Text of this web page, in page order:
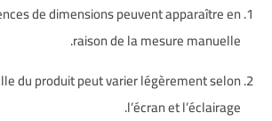
de dimensions peuvent apparaître en
raison de la mesure manuelle.
du produit peut varier légèrement selon
l’écran et l’éclairage.